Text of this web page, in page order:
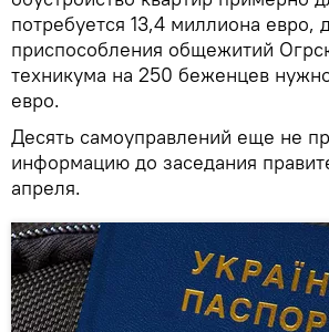
потребуется 13,4 миллиона евро,
приспособления общежитий
техникума на 250 беженцев
евро.
Десять самоуправлений еще не
информацию до заседания
апреля.